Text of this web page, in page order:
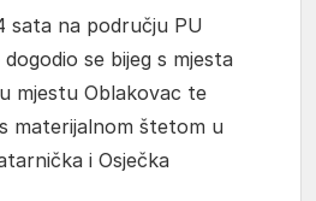
sata na području PU
se bijeg s mjesta
mjestu Oblakovac te
materijalnom štetom u
i Osječka